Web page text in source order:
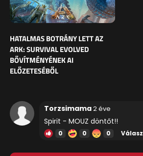
HATALMAS BOTRÁNY LETT AZ
ARK: SURVIVAL EVOLVED
BŐVÍTMÉNYÉNEK AI
ELŐZETESÉBŐL
Torzsimama2 éve
Spirit - MOUZ döntőt!!
0 0 0 Válasz